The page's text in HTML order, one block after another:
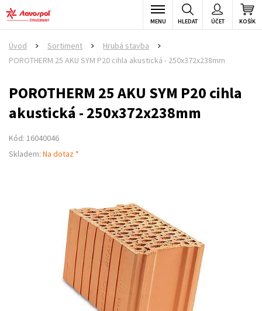
KOŠÍK
ÚČET
HLEDAT
MENU
Úvod Sortiment Hrubá stavba
POROTHERM 25 AKU SYM P20 cihla akustická - 250x372x238mm
POROTHERM 25 AKU SYM P20 cihla
akustická - 250x372x238mm
Kód: 16040046
Skladem: Na dotaz *